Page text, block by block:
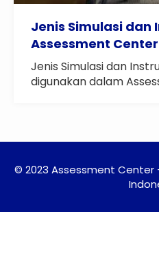
Jenis Simulasi
Assessment Center
Jenis Simulasi dan
digunakan dalam
© 2023 Assessment Center